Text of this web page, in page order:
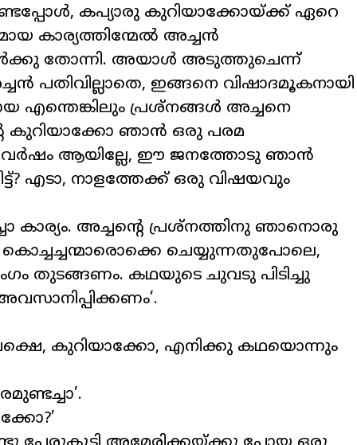
കപ്യാരു കുറിയാക്കോയ്ക്ക് ഏറെ
കാര്യത്തിന്മേൽ അച്ചൻ
തോന്നി. അയാൾ അടുത്തുചെന്ന്
പതിവില്ലാതെ, ഇങ്ങനെ വിഷാദമൂകനായി
എന്തെങ്കിലും പ്രശ്‌നങ്ങൾ അച്ചനെ
കുറിയാക്കോ ഞാൻ ഒരു പരമ
വർഷം ആയില്ലേ, ഈ ജനത്തോടു ഞാൻ
എടാ, നാളത്തേക്ക് ഒരു വിഷയവും
കാര്യം. അച്ചന്റെ പ്രശ്‌നത്തിനു ഞാനൊരു
കൊച്ചച്ചന്മാരൊക്കെ ചെയ്യുന്നതുപോലെ,
തുടങ്ങണം. കഥയുടെ ചുവടു പിടിച്ചു
കുറിയാക്കോ, എനിക്കു കഥയൊന്നും